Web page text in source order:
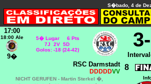
S�bado, 4 de
17:00
18:00 Ale
9�
5� Lugar 6 Pts
7J 2V 5D
Golos: -18 (24-42)
RSC Darmstadt
DDDDDVV 8
NICHT GERUFEN - Martin Sterkel �,